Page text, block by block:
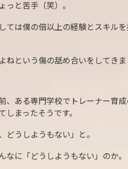
っと苦手（笑）。
ては僕の倍以上の経験とスキル
ねという傷の舐め合いをしてき
、ある専門学校でトレーナー育
しまったそうです。
どうしようもない」と。
なに「どうしようもない」のか。